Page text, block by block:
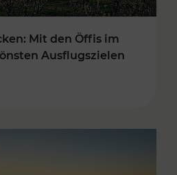
Mit den Öffis im
Ausflugszielen